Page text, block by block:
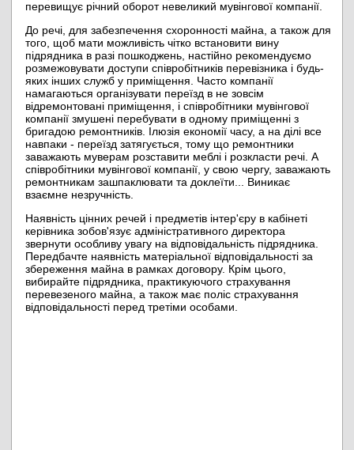
перевищує річний оборот невеликий мувінгової компанії.
До речі, для забезпечення схоронності майна, а також для
того, щоб мати можливість чітко встановити вину
підрядника в разі пошкоджень, настійно рекомендуємо
розмежовувати доступи співробітників перевізника і будь-
яких інших служб у приміщення. Часто компанії
намагаються організувати переїзд в не зовсім
відремонтовані приміщення, і співробітники мувінгової
компанії змушені перебувати в одному приміщенні з
бригадою ремонтників. Ілюзія економії часу, а на ділі все
навпаки - переїзд затягується, тому що ремонтники
заважають муверам розставити меблі і розкласти речі. А
співробітники мувінгової компанії, у свою чергу, заважають
ремонтникам зашпаклювати та доклеїти... Виникає
взаємне незручність.
Наявність цінних речей і предметів інтер'єру в кабінеті
керівника зобов'язує адміністративного директора
звернути особливу увагу на відповідальність підрядника.
Передбачте наявність матеріальної відповідальності за
збереження майна в рамках договору. Крім цього,
вибирайте підрядника, практикуючого страхування
перевезеного майна, а також має поліс страхування
відповідальності перед третіми особами.